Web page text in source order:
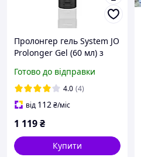
Пролонгер гель System JO
Prolonger Gel (60 мл) з
гвоздикового перцю та
пачулі (анонімно)
Готово до відправки
4.0 (4)
від 112₴/міс
1 119₴
Купити